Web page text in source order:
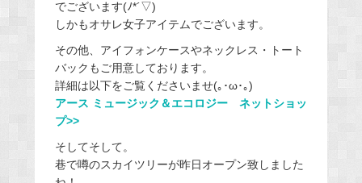
でございます(ﾉ*´▽)
しかもオサレ女子アイテムでございます。
その他、アイフォンケースやネックレス・トート
バックもご用意しております。
詳細は以下をご覧くださいませ(｡･ω･｡)
アース ミュージック＆エコロジー ネットショッ
プ>>
そしてそして。
巷で噂のスカイツリーが昨日オープン致しました